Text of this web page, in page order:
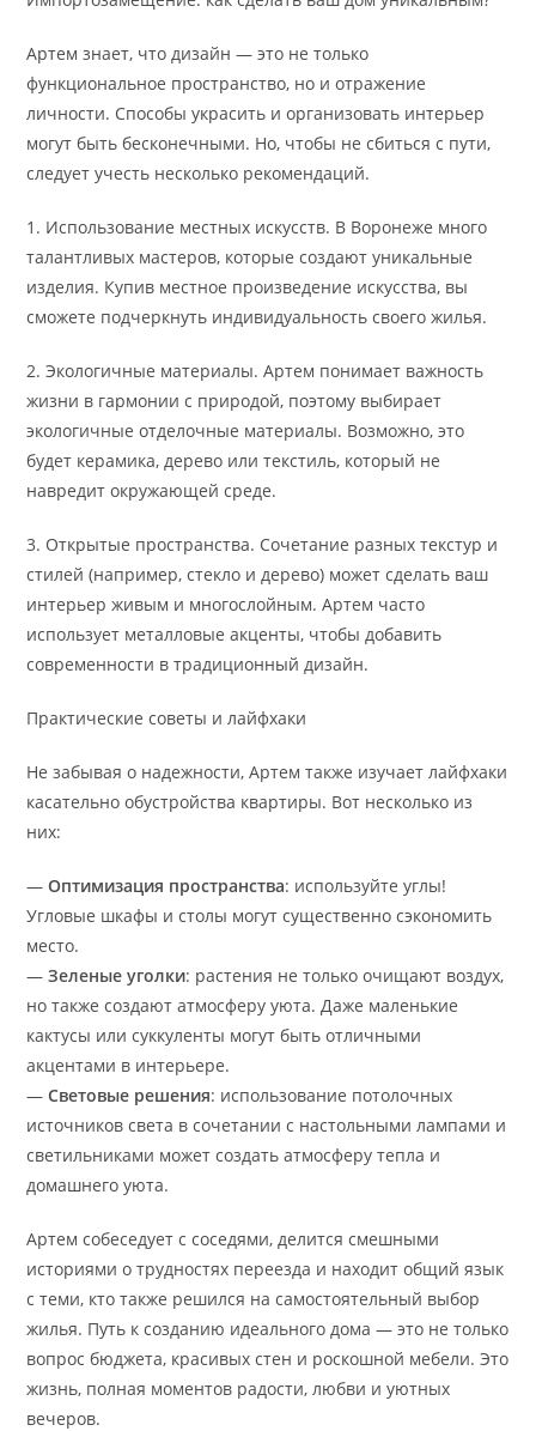
Артем знает, что дизайн — это не только
функциональное пространство, но и отражение
личности. Способы украсить и организовать интерьер
могут быть бесконечными. Но, чтобы не сбиться с пути,
следует учесть несколько рекомендаций.
1. Использование местных искусств. В Воронеже много
талантливых мастеров, которые создают уникальные
изделия. Купив местное произведение искусства, вы
сможете подчеркнуть индивидуальность своего жилья.
2. Экологичные материалы. Артем понимает важность
жизни в гармонии с природой, поэтому выбирает
экологичные отделочные материалы. Возможно, это
будет керамика, дерево или текстиль, который не
навредит окружающей среде.
3. Открытые пространства. Сочетание разных текстур и
стилей (например, стекло и дерево) может сделать ваш
интерьер живым и многослойным. Артем часто
использует металловые акценты, чтобы добавить
современности в традиционный дизайн.
Практические советы и лайфхаки
Не забывая о надежности, Артем также изучает лайфхаки
касательно обустройства квартиры. Вот несколько из
них:
—Оптимизация пространства: используйте углы!
Угловые шкафы и столы могут существенно сэкономить
место.
—Зеленые уголки: растения не только очищают воздух,
но также создают атмосферу уюта. Даже маленькие
кактусы или суккуленты могут быть отличными
акцентами в интерьере.
—Световые решения: использование потолочных
источников света в сочетании с настольными лампами и
светильниками может создать атмосферу тепла и
домашнего уюта.
Артем собеседует с соседями, делится смешными
историями о трудностях переезда и находит общий язык
с теми, кто также решился на самостоятельный выбор
жилья. Путь к созданию идеального дома — это не только
вопрос бюджета, красивых стен и роскошной мебели. Это
жизнь, полная моментов радости, любви и уютных
вечеров.